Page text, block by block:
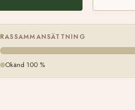
RASSAMMANSÄTTNING
Okänd 100 %